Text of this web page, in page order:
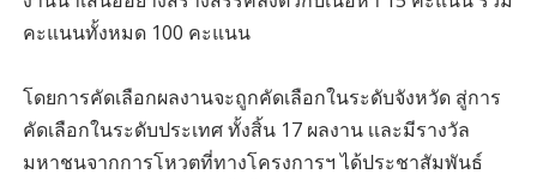
คะแนนทั้งหมด 100 คะแนน
โดยการคัดเลือกผลงานจะถูกคัดเลือกในระดับจังหวัด สู่การ
คัดเลือกในระดับประเทศ ทั้งสิ้น 17 ผลงาน เเละมีรางวัล
มหาชนจากการโหวตที่ทางโครงการฯ ได้ประชาสัมพันธ์